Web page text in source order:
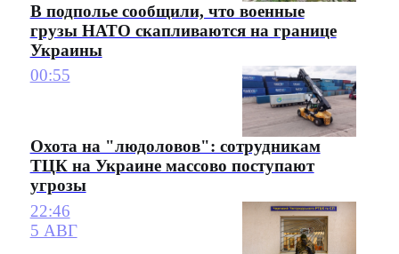
В подполье сообщили, что военные
грузы НАТО скапливаются на границе
Украины
00:55
Охота на "людоловов": сотрудникам
ТЦК на Украине массово поступают
угрозы
22:46
5 АВГ